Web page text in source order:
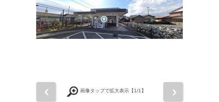
画像タップで拡大表示【1/1】